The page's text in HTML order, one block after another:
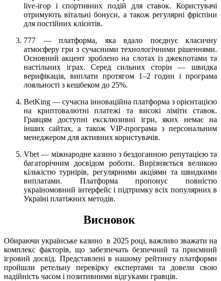
live-ігор і спортивних подій для ставок. Користувачі
отримують вітальні бонуси, а також регулярні фріспіни
для постійних клієнтів.
777 — платформа, яка вдало поєднує класичну
атмосферу гри з сучасними технологічними рішеннями.
Основний акцент зроблено на слотах із джекпотами та
настільних іграх. Серед сильних сторін — швидка
верифікація, виплати протягом 1–2 годин і програма
лояльності з кешбеком до 25%.
BetKing — сучасна інноваційна платформа з орієнтацією
на криптовалютні платежі та високі ліміти ставок.
Гравцям доступні ексклюзивні ігри, яких немає на
інших сайтах, а також VIP-програма з персональним
менеджером для активних користувачів.
Vbet — міжнародне казино з бездоганною репутацією та
багаторічним досвідом роботи. Вирізняється великою
кількістю турнірів, регулярними акціями та швидкими
виплатами. Платформа пропонує повністю
україномовний інтерфейс і підтримку всіх популярних в
Україні платіжних методів.
Висновок
Обираючи українське казино в 2025 році, важливо зважати на
комплекс факторів, що забезпечать безпечний та приємний
ігровий досвід. Представлені в нашому рейтингу платформи
пройшли ретельну перевірку експертами та довели свою
надійність часом і позитивними відгуками гравців.